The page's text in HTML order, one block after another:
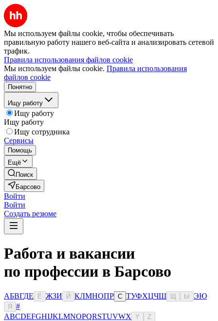
Мы используем файлы cookie, чтобы обеспечивать
правильную работу нашего веб-сайта и анализировать сетевой
трафик.
Правила использования файлов cookie
Мы используем файлы cookie. Правила использования
файлов cookie
Понятно
Ищу работу
Ищу работу
Ищу работу
Ищу сотрудника
Сервисы
Помощь
Ещё
Поиск
Барсово
Войти
Войти
Создать резюме
Работа и вакансии
по профессии в Барсово
АБВГДЕ Ё ЖЗИ Й КЛМНОПР С ТУФХЦЧШ Ы ЭЮ
Я
#
ABCDEFGHIJKLMNOPQRSTUVWX Y Z